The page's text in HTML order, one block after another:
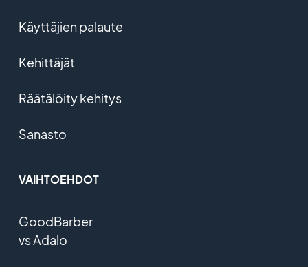
Käyttäjien palaute
Kehittäjät
Räätälöity kehitys
Sanasto
VAIHTOEHDOT
GoodBarber
vs Adalo